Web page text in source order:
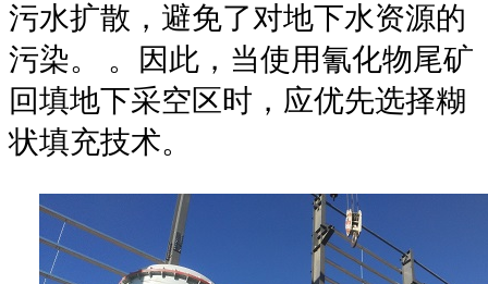
污水扩散，避免了对地下水资源的
污染。 。因此，当使用氰化物尾矿
回填地下采空区时，应优先选择糊
状填充技术。